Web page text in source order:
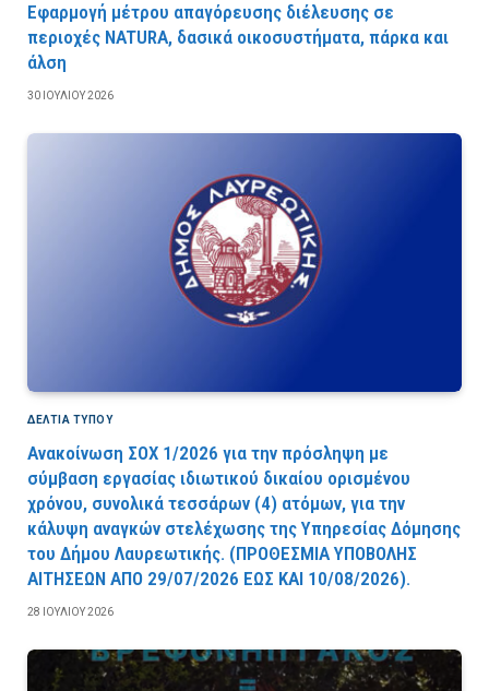
Εφαρμογή μέτρου απαγόρευσης διέλευσης σε
περιοχές NATURA, δασικά οικοσυστήματα, πάρκα και
άλση
30 ΙΟΥΛΊΟΥ 2026
ΔΕΛΤΙΑ ΤΥΠΟΥ
Ανακοίνωση ΣΟΧ 1/2026 για την πρόσληψη με
σύμβαση εργασίας ιδιωτικού δικαίου ορισμένου
χρόνου, συνολικά τεσσάρων (4) ατόμων, για την
κάλυψη αναγκών στελέχωσης της Υπηρεσίας Δόμησης
του Δήμου Λαυρεωτικής. (ΠPOΘEΣMIA YΠOBOΛHΣ
AITHΣEΩN AΠO 29/07/2026 EΩΣ KAI 10/08/2026).
28 ΙΟΥΛΊΟΥ 2026